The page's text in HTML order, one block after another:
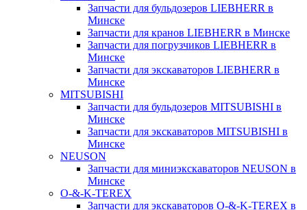
Запчасти для бульдозеров LIEBHERR в
Минске
Запчасти для кранов LIEBHERR в Минске
Запчасти для погрузчиков LIEBHERR в
Минске
Запчасти для экскаваторов LIEBHERR в
Минске
MITSUBISHI
Запчасти для бульдозеров MITSUBISHI в
Минске
Запчасти для экскаваторов MITSUBISHI в
Минске
NEUSON
Запчасти для миниэкскаваторов NEUSON в
Минске
O-&-K-TEREX
Запчасти для экскаваторов O-&-K-TEREX в